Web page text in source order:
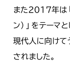
また2017年は
ン）」をテーマ
現代人に向けて
されました。